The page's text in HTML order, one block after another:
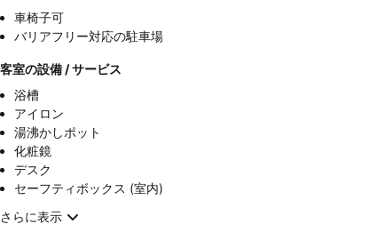
車椅子可
バリアフリー対応の駐車場
客室の設備 / サービス
浴槽
アイロン
湯沸かしポット
化粧鏡
デスク
セーフティボックス (室内)
さらに表示